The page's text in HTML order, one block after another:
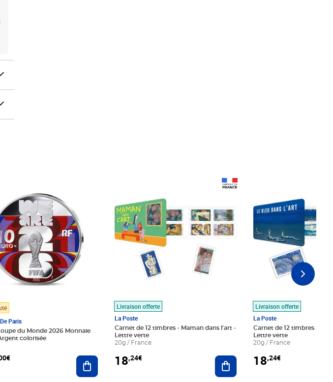
Paris
du Monde 2026 Monnaie
colorisée
Ajouter au panier
Livraison offerte
La Poste
Carnet de 12 timbres - Maman dans l'art -
Lettre verte
20g / France
18,24€ Ajouter au panier
Livraison offerte
La Poste
Carnet de 12 timbres - Le
Lettre verte
20g / France
18,24€